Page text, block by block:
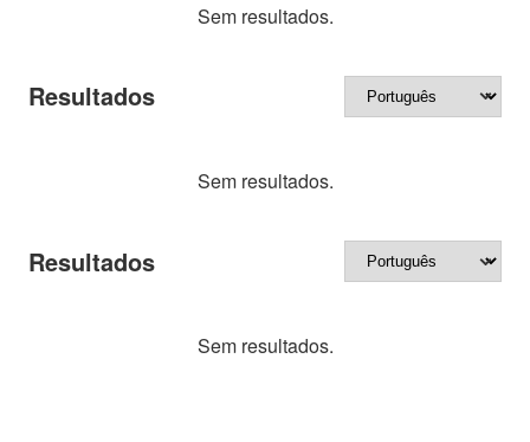
Sem resultados.
Resultados
Sem resultados.
Resultados
Sem resultados.